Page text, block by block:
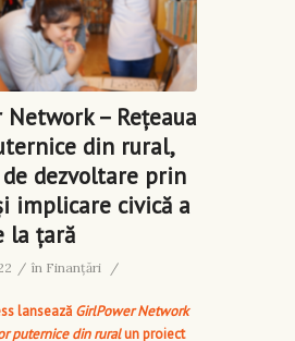
Network – Rețeaua
din rural,
dezvoltare prin
implicare civică a
la țară
/ în Finanţări /
lansează GirlPower Network
puternice din ruralun proiect